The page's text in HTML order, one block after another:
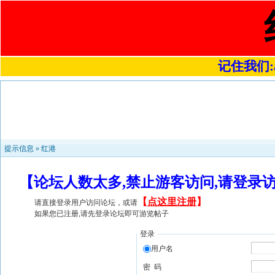
记住我们
提示信息 » 红港
【论坛人数太多,禁止游客访问,请登
请直接登录用户访问论坛，或请 【 点这里注册】
如果您已注册,请先登录论坛即可游览帖子
登录
用户名
密 码